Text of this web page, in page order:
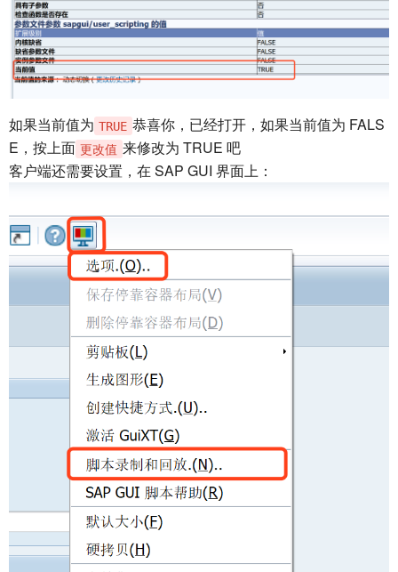
如果当前值为 TRUE 恭喜你，已经打开，如果当前值为 FALS
E，按上面 更改值 来修改为 TRUE 吧
客户端还需要设置，在 SAP GUI 界面上：